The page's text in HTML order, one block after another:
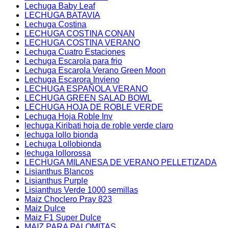
Lechuga Baby Leaf
LECHUGA BATAVIA
Lechuga Costina
LECHUGA COSTINA CONAN
LECHUGA COSTINA VERANO
Lechuga Cuatro Estaciones
Lechuga Escarola para frio
Lechuga Escarola Verano Green Moon
Lechuga Escarora Invieno
LECHUGA ESPAÑOLA VERANO
LECHUGA GREEN SALAD BOWL
LECHUGA HOJA DE ROBLE VERDE
Lechuga Hoja Roble Inv
lechuga Kiribati hoja de roble verde claro
lechuga lollo bionda
Lechuga Lollobionda
lechuga lollorossa
LECHUGA MILANESA DE VERANO PELLETIZADA
Lisianthus Blancos
Lisianthus Purple
Lisianthus Verde 1000 semillas
Maiz Choclero Pray 823
Maiz Dulce
Maiz F1 Super Dulce